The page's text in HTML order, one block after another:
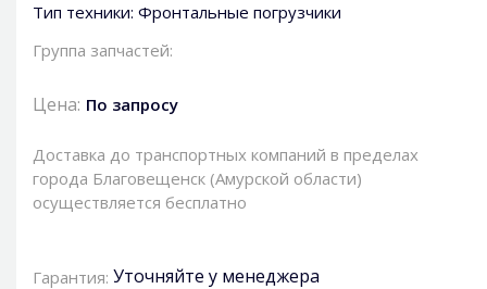
Тип техники: Фронтальные погрузчики
Группа запчастей:
Цена: По запросу
Доставка до транспортных компаний в пределах
города Благовещенск (Амурской области)
осуществляется бесплатно
Гарантия: Уточняйте у менеджера